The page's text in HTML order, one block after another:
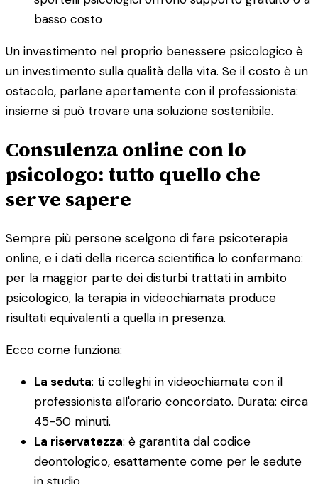
basso costo
Un investimento nel proprio benessere psicologico è
un investimento sulla qualità della vita. Se il costo è un
ostacolo, parlane apertamente con il professionista:
insieme si può trovare una soluzione sostenibile.
Consulenza online con lo
psicologo: tutto quello che
serve sapere
Sempre più persone scelgono di fare psicoterapia
online, e i dati della ricerca scientifica lo confermano:
per la maggior parte dei disturbi trattati in ambito
psicologico, la terapia in videochiamata produce
risultati equivalenti a quella in presenza.
Ecco come funziona:
La seduta: ti colleghi in videochiamata con il
professionista all'orario concordato. Durata: circa
45-50 minuti.
La riservatezza: è garantita dal codice
deontologico, esattamente come per le sedute